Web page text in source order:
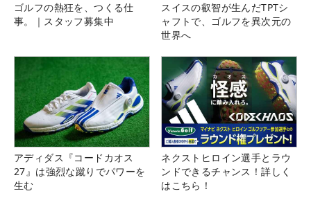
ゴルフの熱狂を、つくる仕
事。｜スタッフ募集中
スイスの叡智が生んだTPTシ
ャフトで、ゴルフを異次元の
世界へ
アディダス『コードカオス
27』は強烈な蹴りでパワーを
生む
ネクストヒロイン選手とラウ
ンドできるチャンス！詳しく
はこちら！